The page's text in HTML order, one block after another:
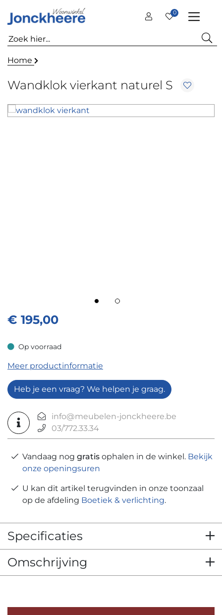
0
Home
Wandklok vierkant naturel S
€ 195,00
Op voorraad
Op voorraad
Meer productinformatie
Heb je een vraag? We helpen je graag.
info@meubelen-jonckheere.be
03/772.33.34
Vandaag nog gratis ophalen in de winkel. Bekijk
onze openingsuren
U kan dit artikel terugvinden in onze toonzaal
op de afdeling Boetiek & verlichting.
Specificaties
Omschrijving